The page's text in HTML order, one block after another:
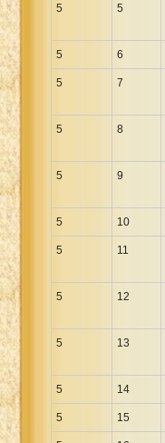
5 5
5 6
5 7
5 8
5 9
5 10
5 11
5 12
5 13
5 14
5 15